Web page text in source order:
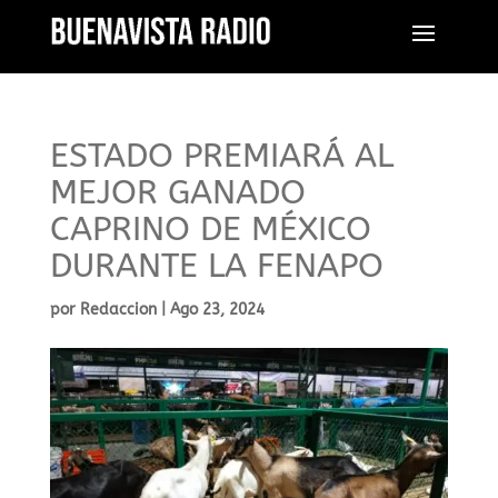
ESTADO PREMIARÁ AL
MEJOR GANADO
CAPRINO DE MÉXICO
DURANTE LA FENAPO
por Redaccion| Ago 23, 2024